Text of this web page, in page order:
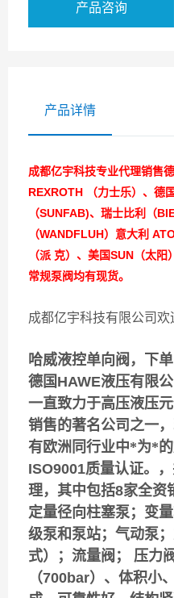
产品咨询
产品详情
成都亿宇科技专业代理销售
REXROTH （力士乐）、德
（SUNFAB)、瑞士比利（
（WANDFLUH）意大利
（派 克）、美国SUN（太阳
常规泵阀均有现货。
成都亿宇科技有限公司欢
哈威液控单向阀，下单
德国 HAWE液压有限
一直致力于高压液压
销售的著名公司之一
有欧洲同行业中*为*
ISO9001质量认证。
理，其中包括8家全资
定量径向柱塞泵；变
级泵和泵站；气动泵
式）；流量阀；
压力
（700bar）、体积小